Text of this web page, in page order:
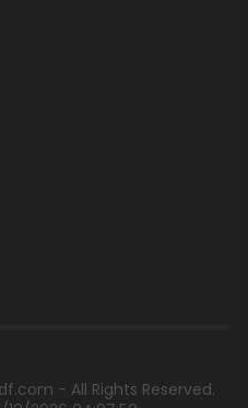
- All Rights Reserved.